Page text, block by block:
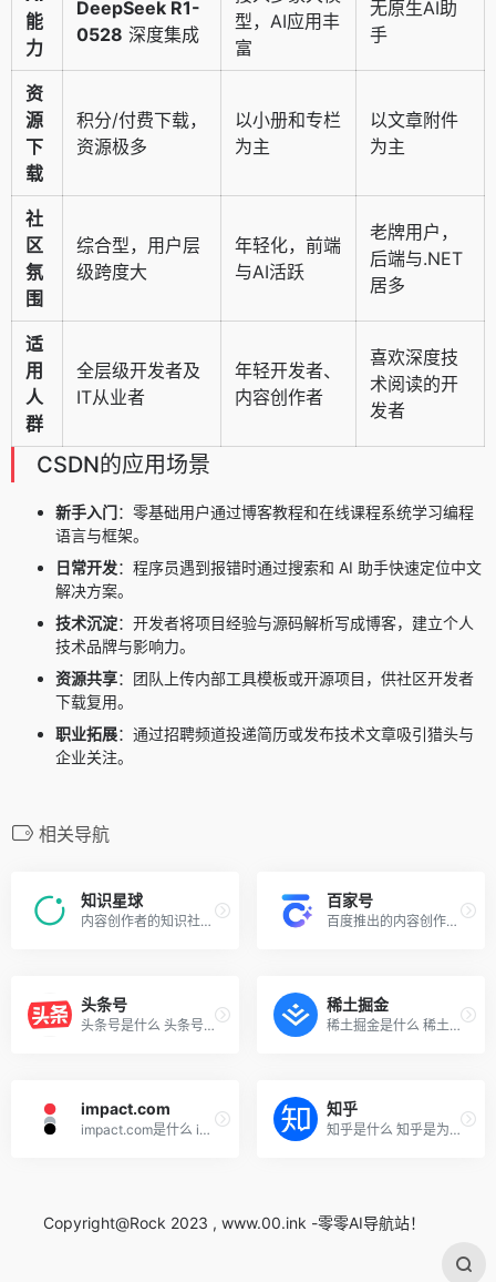
能
力
DeepSeek R1-
0528 深度集成
型，AI应用丰
富
无原生AI助
手
资
源
下
载
积分/付费下载，
资源极多
以小册和专栏
为主
以文章附件
为主
社
区
氛
围
综合型，用户层
级跨度大
年轻化，前端
与AI活跃
老牌用户，
后端与.NET
居多
适
用
人
群
全层级开发者及
IT从业者
年轻开发者、
内容创作者
喜欢深度技
术阅读的开
发者
CSDN的应用场景
新手入门：零基础用户通过博客教程和在线课程系统学习编程
语言与框架。
日常开发：程序员遇到报错时通过搜索和 AI 助手快速定位中文
解决方案。
技术沉淀：开发者将项目经验与源码解析写成博客，建立个人
技术品牌与影响力。
资源共享：团队上传内部工具模板或开源项目，供社区开发者
下载复用。
职业拓展：通过招聘频道投递简历或发布技术文章吸引猎头与
企业关注。
相关导航
知识星球
内容创作者的知识社群运营工具
百家号
百度推出的内容创作平台，集...
头条号
头条号是什么 头条号是字节跳...
稀土掘金
稀土掘金是什么 稀土掘金是国...
impact.com
impact.com是什么 impact.com...
知乎
知乎是什么 知乎是为内容创作...
Copyright@Rock 2023 , www.00.ink -零零AI导航站！